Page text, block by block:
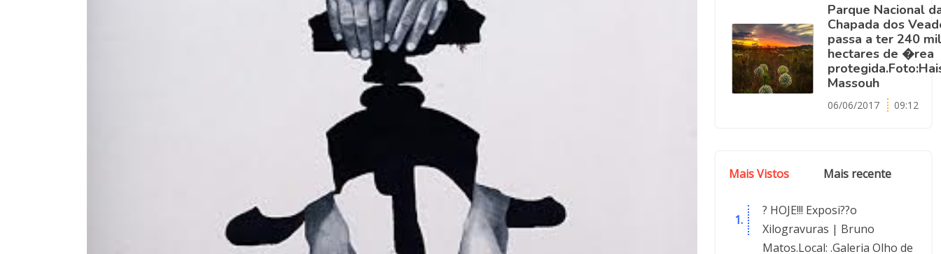
Parque Nacional
Chapada dos
passa a ter 240 mil
hectares de �rea
Massouh
06/06/2017 09:12
Mais Vistos Mais recente
? HOJE!!! Exposi??o
Xilogravuras | Bruno
Matos.Local: .Galeria Olho de